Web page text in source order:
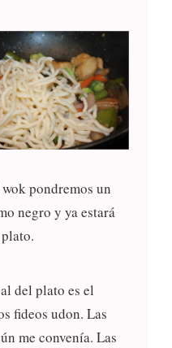
pondremos un
negro y ya estará
del plato es el
fideos udon. Las
me convenía. Las